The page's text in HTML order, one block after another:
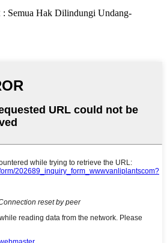
Semua Hak Dilindungi Undang-